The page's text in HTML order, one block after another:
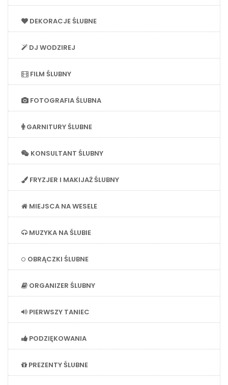
DEKORACJE ŚLUBNE
DJ WODZIREJ
FILM ŚLUBNY
FOTOGRAFIA ŚLUBNA
GARNITURY ŚLUBNE
KONSULTANT ŚLUBNY
FRYZJER I MAKIJAŻ ŚLUBNY
MIEJSCA NA WESELE
MUZYKA NA ŚLUBIE
OBRĄCZKI ŚLUBNE
ORGANIZER ŚLUBNY
PIERWSZY TANIEC
PODZIĘKOWANIA
PREZENTY ŚLUBNE